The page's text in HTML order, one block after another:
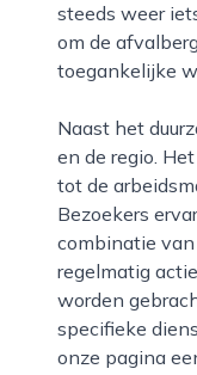
steeds weer
om de
toegankelijke
Naast het duurzame karakter vervult rataplan in amersfoort ook een belangrijke sociale rol in de stad
en de regio.
tot de
Bezoekers
combinatie
regelmatig
worden
specifieke
onze pagina